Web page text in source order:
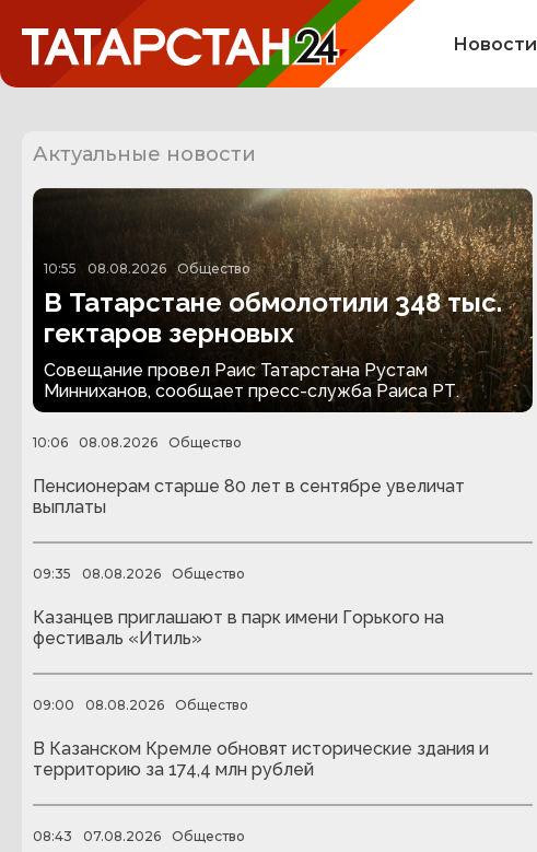
Новости
Актуальные новости
10:55 08.08.2026 Общество
В Татарстане обмолотили 348 тыс.
гектаров зерновых
Совещание провел Раис Татарстана Рустам
Минниханов, сообщает пресс-служба Раиса РТ.
10:06 08.08.2026 Общество
Пенсионерам старше 80 лет в сентябре увеличат
выплаты
09:35 08.08.2026 Общество
Казанцев приглашают в парк имени Горького на
фестиваль «Итиль»
09:00 08.08.2026 Общество
В Казанском Кремле обновят исторические здания и
территорию за 174,4 млн рублей
08:43 07.08.2026 Общество